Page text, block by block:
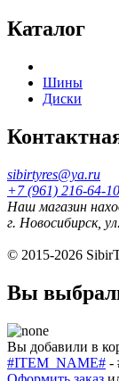
Каталог
Шины
Диски
sibirtyres@ya.ru
+7 (961) 216-64-10
Наш магазин
г. Новосибирск,
© 2015-2026
Вы
Вы добавили в
#ITEM_NAME# -